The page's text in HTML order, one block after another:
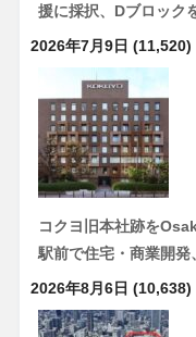
援に採択、Dブロック
2026年7月9日 (11,520)
コクヨ旧本社跡を
駅前で住宅・商業開
2026年8月6日 (10,638)